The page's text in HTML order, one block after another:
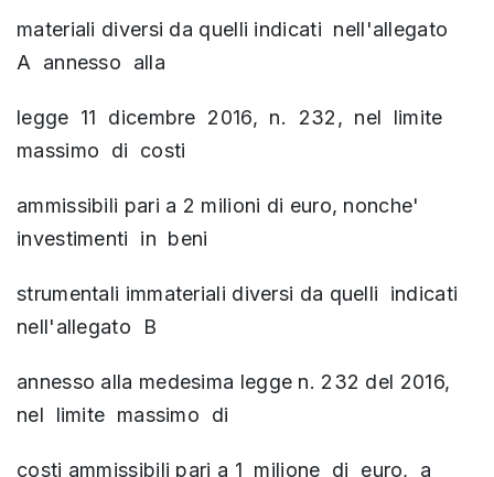
materiali diversi da quelli indicati nell'allegato
A annesso alla
legge 11 dicembre 2016, n. 232, nel limite
massimo di costi
ammissibili pari a 2 milioni di euro, nonche'
investimenti in beni
strumentali immateriali diversi da quelli indicati
nell'allegato B
annesso alla medesima legge n. 232 del 2016,
nel limite massimo di
costi ammissibili pari a 1 milione di euro, a